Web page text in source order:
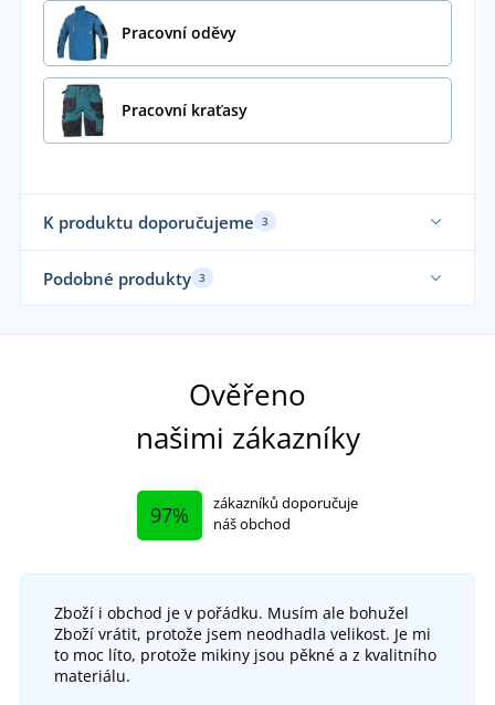
Pracovní oděvy
Pracovní kraťasy
K produktu doporučujeme 3
Outdoorové sandály CLIFTON
Podobné produkty 3
Funkční
Ověřeno
našimi zákazníky
97%
zákazníků doporučuje
náš obchod
Zboží i obchod je v pořádku. Musím ale bohužel
Zboží vrátit, protože jsem neodhadla velikost. Je mi
to moc líto, protože mikiny jsou pěkné a z kvalitního
materiálu.